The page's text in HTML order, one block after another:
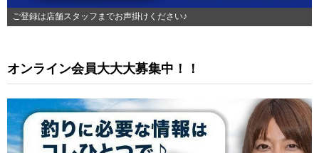
ご登録は店舗スタッフまでお声掛けください♪
オンライン会員大大大募集中！！